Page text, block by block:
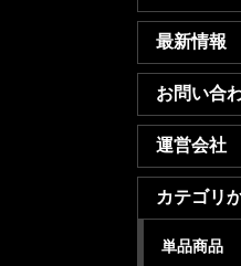
最新情報
お問い合
運営会社
カテゴリ
単品商品